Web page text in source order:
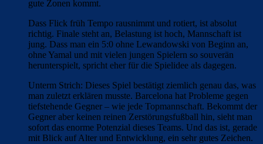
gute Zonen kommt.
Dass Flick früh Tempo rausnimmt und rotiert, ist absolut
richtig. Finale steht an, Belastung ist hoch, Mannschaft ist
jung. Dass man ein 5:0 ohne Lewandowski von Beginn an,
ohne Yamal und mit vielen jungen Spielern so souverän
herunterspielt, spricht eher für die Spielidee als dagegen.
Unterm Strich: Dieses Spiel bestätigt ziemlich genau das, was
man zuletzt erklären musste. Barcelona hat Probleme gegen
tiefstehende Gegner – wie jede Topmannschaft. Bekommt der
Gegner aber keinen reinen Zerstörungsfußball hin, sieht man
sofort das enorme Potenzial dieses Teams. Und das ist, gerade
mit Blick auf Alter und Entwicklung, ein sehr gutes Zeichen.